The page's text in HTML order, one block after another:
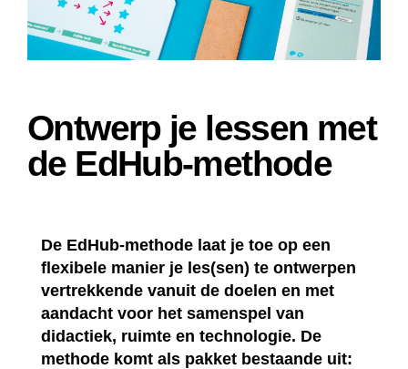
Ontwerp je lessen met
de EdHub-methode
De EdHub-methode laat je toe op een
flexibele manier je les(sen) te ontwerpen
vertrekkende vanuit de doelen en met
aandacht voor het samenspel van
didactiek, ruimte en technologie. De
methode komt als pakket bestaande uit: